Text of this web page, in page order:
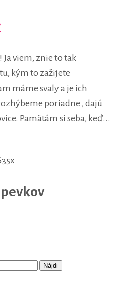
Ja viem, znie to tak
kým to zažijete
máme svaly a je ich
poriadne , dajú
Pamätám si seba, keď...